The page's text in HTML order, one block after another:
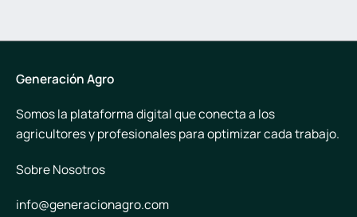
Generación Agro
Somos la plataforma digital que conecta a los
agricultores y profesionales para optimizar cada trabajo.
Sobre Nosotros
info@generacionagro.com